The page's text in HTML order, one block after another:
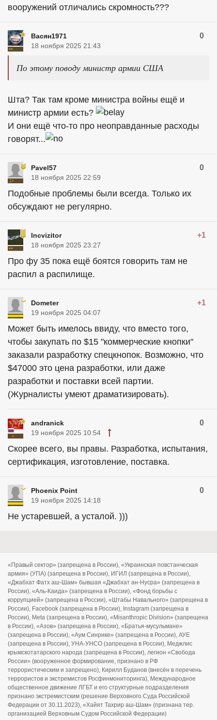
вооружений отличались скромность???
Васян1971 0
18 ноября 2025 21:43
По этому поводу министр армии США
Шта? Так там кроме министра войны ещё и
министр армии есть?
И они ещё что-то про неоправданные расходы
говорят...
Pavel57 0
18 ноября 2025 22:59
Подобные проблемы были всегда. Только их
обсуждают не регулярно.
Incvizitor +1
18 ноября 2025 23:27
Про фу 35 пока ещё боятся говорить там не
распил а распилище.
Dometer +1
19 ноября 2025 04:07
Может быть имелось ввиду, что вместо того,
чтобы закупать по $15 "коммерческие кнопки"
заказали разработку спецкнопок. Возможно, что
$47000 это цена разработки, или даже
разработки и поставки всей партии.
(Журналисты умеют драматизировать).
andranick 0
19 ноября 2025 10:54
Скорее всего, вы правы. Разработка, испытания,
сертификация, изготовление, поставка.
Phoenix Point 0
19 ноября 2025 14:18
Не устаревшей, а усталой. )))
«Правый сектор» (запрещена в России), «Украинская повстанческая
армия» (УПА) (запрещена в России), ИГИЛ (запрещена в России),
«Джабхат Фатх аш-Шам» бывшая «Джабхат ан-Нусра» (запрещена в
России), «Аль-Каида» (запрещена в России), «Фонд борьбы с
коррупцией» (запрещена в России), «Штабы Навального» (запрещена в
России), Facebook (запрещена в России), Instagram (запрещена в
России), Meta (запрещена в России), «Misanthropic Division» (запрещена
в России), «Азов» (запрещена в России), «Братья-мусульмане»
(запрещена в России), «Аум Синрике» (запрещена в России), АУЕ
(запрещена в России), УНА-УНСО (запрещена в России), Меджлис
крымскотатарского народа (запрещена в России), легион «Свобода
России» (вооруженное формирование, признано в РФ
террористическим и запрещено), Кирилл Буданов (внесён в перечень
террористов и экстремистов Росфинмониторинга), Международное
общественное движение ЛГБТ и его структурные подразделения
признано экстремистским (решение Верховного Суда Российской
Федерации от 30.11.2023), «Хайят Тахрир аш-Шам» (признана тер.
организацией Верховным Судом Российской Федерации)